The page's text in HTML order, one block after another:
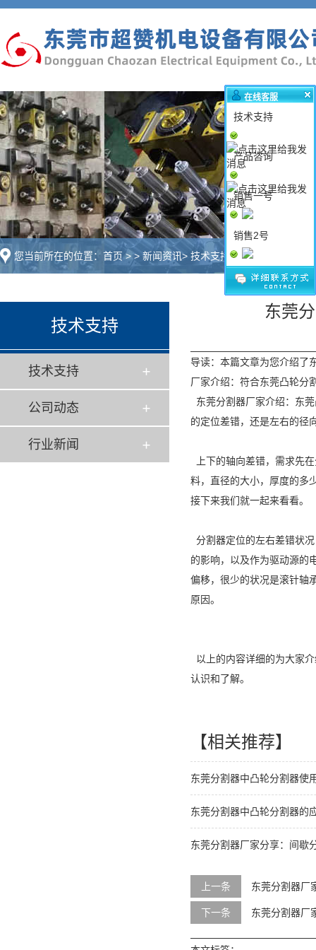
您当前所在的位置： 首页>> 新闻资讯> 技术支持
技术支持
技术支持
公司动态
行业新闻
东莞
导读：本篇文章为您介绍了
厂家介绍：符合东莞凸轮分
东莞分割器厂家介绍：东
的定位差错，还是左右的径
上下的轴向差错，需求先
料，直径的大小，厚度的多
接下来我们就一起来看看。
分割器定位的左右差错状
的影响，以及作为驱动源的
偏移，很少的状况是滚针轴
原因。
以上的内容详细的为大家
认识和了解。
【相关推荐】
东莞分割器中凸轮分割器使
东莞分割器中凸轮分割器的
东莞分割器厂家分享：间歇
上一条 东莞分割器厂
下一条 东莞分割器厂
在线客服
技术支持
产品咨询
销售一号
销售2号